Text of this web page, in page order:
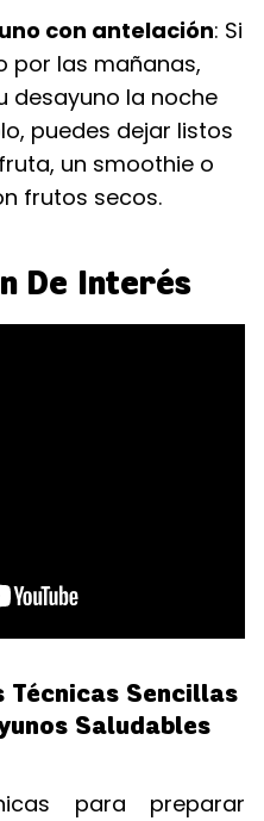
con antelación: Si
por las mañanas,
desayuno la noche
puedes dejar listos
un smoothie o
frutos secos.
De Interés
Técnicas Sencillas
Saludables
para preparar